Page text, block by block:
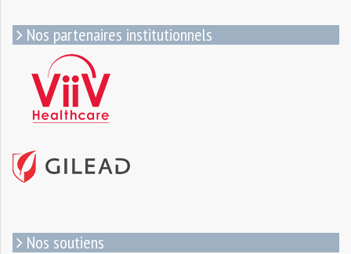
Nos partenaires institutionnels
Nos soutiens